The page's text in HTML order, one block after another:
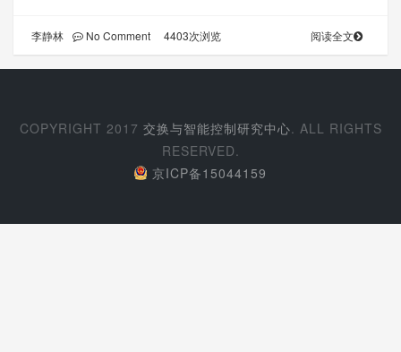
李静林 No Comment 4403次浏览 阅读全文
COPYRIGHT 2017 交换与智能控制研究中心 . ALL RIGHTS
RESERVED.
京ICP备15044159